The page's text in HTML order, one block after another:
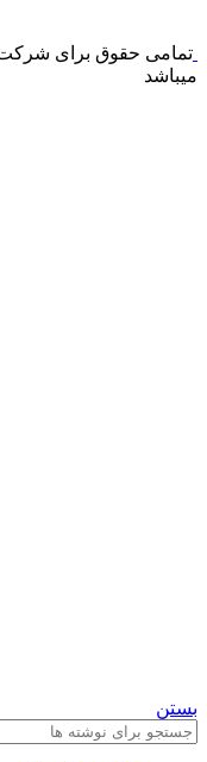
تمامی حقوق برای
میباشد
بستن